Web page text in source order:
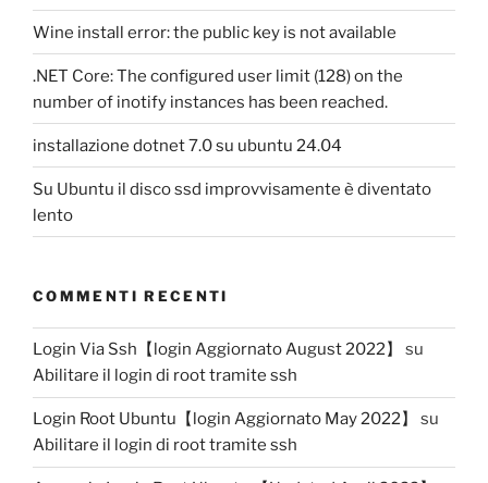
Wine install error: the public key is not available
.NET Core: The configured user limit (128) on the
number of inotify instances has been reached.
installazione dotnet 7.0 su ubuntu 24.04
Su Ubuntu il disco ssd improvvisamente è diventato
lento
COMMENTI RECENTI
Login Via Ssh【login Aggiornato August 2022】
su
Abilitare il login di root tramite ssh
Login Root Ubuntu【login Aggiornato May 2022】
su
Abilitare il login di root tramite ssh